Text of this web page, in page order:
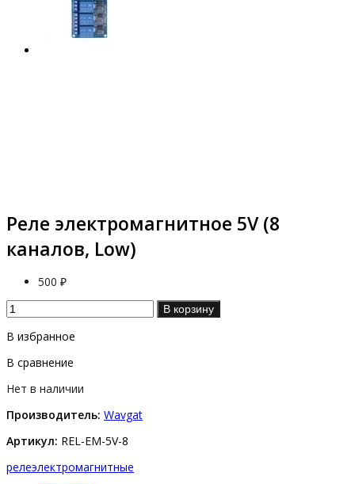
Реле электромагнитное 5V (8
каналов, Low)
500 ₽
В корзину
В избранное
В сравнение
Нет в наличии
Производитель: Wavgat
Артикул: REL-EM-5V-8
релеэлектромагнитные